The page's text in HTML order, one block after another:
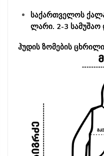
საქართველოს
ლარი. 2-3 სამუშაო
ჰუდის ზომების